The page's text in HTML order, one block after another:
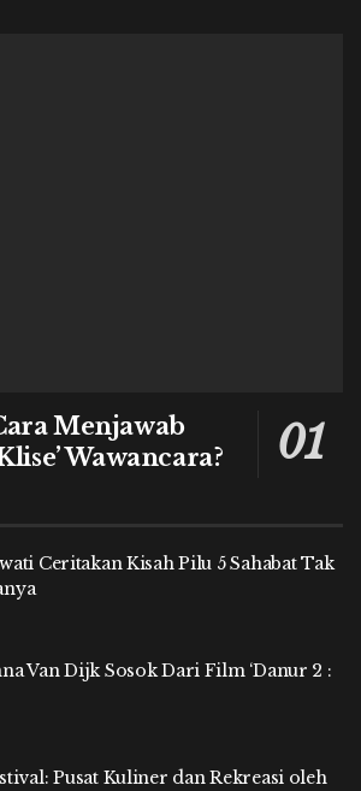
Menjawab
Wawancara?
Ceritakan Kisah Pilu 5 Sahabat Tak
Van Dijk Sosok Dari Film ‘Danur 2 :
Pusat Kuliner dan Rekreasi oleh